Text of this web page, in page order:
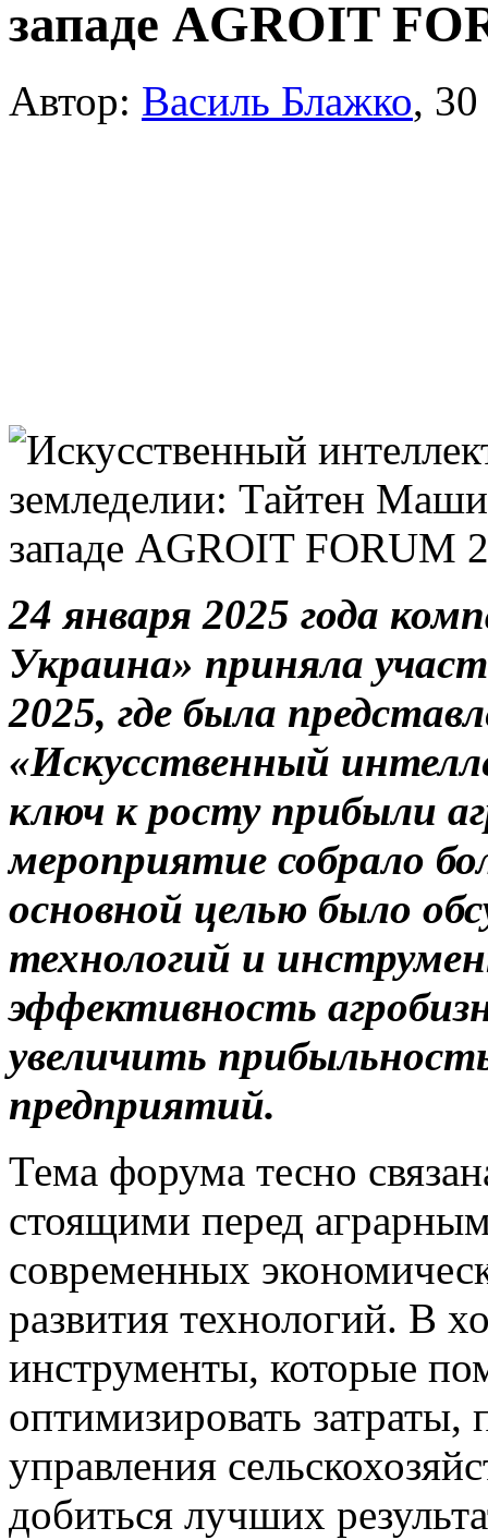
западе AGROIT
Автор: Василь Блажко,
24 января 2025 года
Украина» приняла
2025, где была
«Искусственный
ключ к росту прибыли
мероприятие собрало
основной целью было
технологий и
эффективность
увеличить
предприятий.
Тема форума тесно
стоящими перед
современных
развития технологий. В
инструменты, которые
оптимизировать
управления
добиться лучших